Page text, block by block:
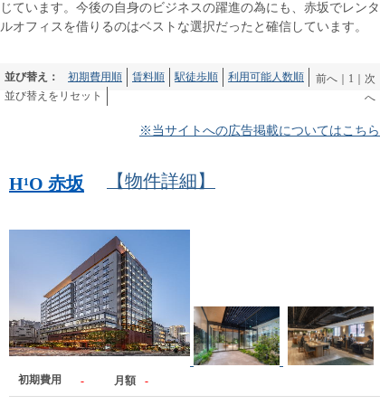
じています。今後の自身のビジネスの躍進の為にも、赤坂でレンタ
ルオフィスを借りるのはベストな選択だったと確信しています。
並び替え： 初期費用順 賃料順 駅徒歩順
利用可能人数順
並び替えをリセット
前へ 1
次
へ
※当サイトへの広告掲載についてはこちら
H¹O 赤坂 【物件詳細】
初期費用 - 月額 -